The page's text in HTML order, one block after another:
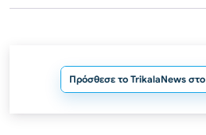
Πρόσθεσε το TrikalaNews στο